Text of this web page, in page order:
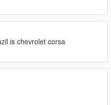
is chevrolet corsa